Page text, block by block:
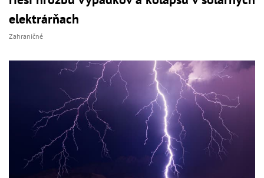
elektrárňach
Zahraničné